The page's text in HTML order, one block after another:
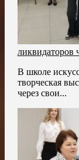
ликвидаторов
В школе
творческая
через свои...